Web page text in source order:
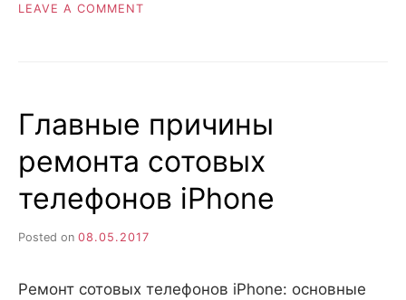
LEAVE A COMMENT
ОСОБЕННОСТИ
ПОСЛЕДНЕЙ
МОДЕЛИ
IPHONE
Главные причины
ремонта сотовых
телефонов iPhone
Posted on 08.05.2017
Ремонт сотовых телефонов iPhone: основные